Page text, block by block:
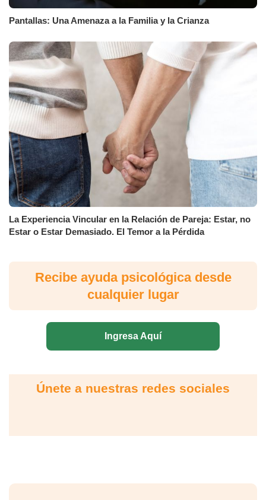
Pantallas: Una Amenaza a la Familia y la Crianza
La Experiencia Vincular en la Relación de Pareja: Estar, no
Estar o Estar Demasiado. El Temor a la Pérdida
Recibe ayuda psicológica desde
cualquier lugar
Ingresa Aquí
Únete a nuestras redes sociales